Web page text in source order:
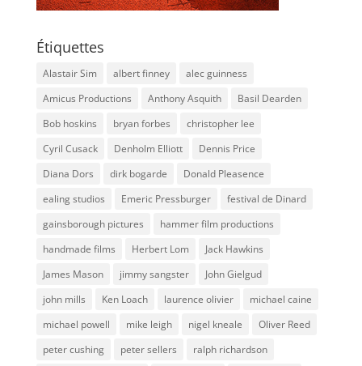
Étiquettes
Alastair Sim albert finney
alec guinness
Amicus Productions
Anthony Asquith
Basil Dearden
Bob hoskins
bryan forbes
christopher lee
Cyril Cusack
Denholm Elliott
Dennis Price
Diana Dors
dirk bogarde
Donald Pleasence
ealing studios
Emeric Pressburger
festival de Dinard
gainsborough pictures
hammer film productions
handmade films
Herbert Lom
Jack Hawkins
James Mason
jimmy sangster
John Gielgud
john mills
Ken Loach laurence olivier
michael caine
michael powell
mike leigh nigel kneale
Oliver Reed
peter cushing
peter sellers
ralph richardson